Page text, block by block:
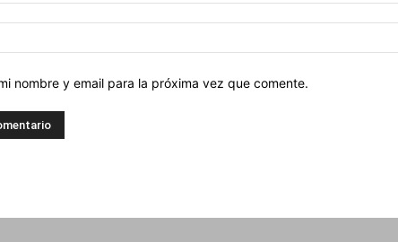
nombre y email para la próxima vez que comente.